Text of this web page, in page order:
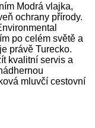
Modrá vlajka,
ochrany přírody.
po celém světě a
právě Turecko.
kvalitní servis a
mluvčí cestovní